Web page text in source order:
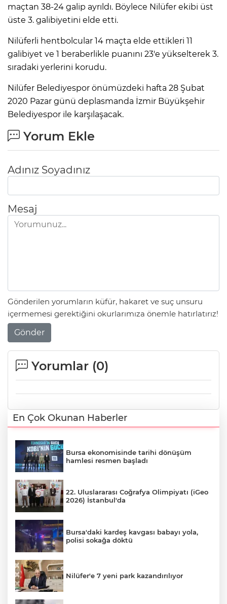
maçtan 38-24 galip ayrıldı. Böylece Nilüfer ekibi üst
üste 3. galibiyetini elde etti.
Nilüferli hentbolcular 14 maçta elde ettikleri 11
galibiyet ve 1 beraberlikle puanını 23'e yükselterek 3.
sıradaki yerlerini korudu.
Nilüfer Belediyespor önümüzdeki hafta 28 Şubat
2020 Pazar günü deplasmanda İzmir Büyükşehir
Belediyespor ile karşılaşacak.
Yorum Ekle
Adınız Soyadınız
Mesaj
Gönderilen yorumların küfür, hakaret ve suç unsuru
içermemesi gerektiğini okurlarımıza önemle hatırlatırız!
Gönder
Yorumlar (0)
En Çok Okunan Haberler
Bursa ekonomisinde tarihi dönüşüm
hamlesi resmen başladı
22. Uluslararası Coğrafya Olimpiyatı (iGeo
2026) İstanbul'da
Bursa'daki kardeş kavgası babayı yola,
polisi sokağa döktü
Nilüfer'e 7 yeni park kazandırılıyor